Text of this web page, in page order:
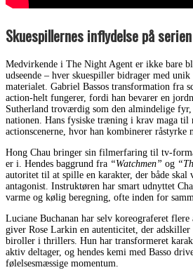
Skuespillernes inflydelse på serien
Medvirkende i The Night Agent er ikke bare
udseende – hver skuespiller bidrager med
materialet. Gabriel Bassos transformation fra
action-helt fungerer, fordi han bevarer en
Sutherland troværdig som den almindelige
nationen. Hans fysiske træning i krav maga til
actionscenerne, hvor han kombinerer råstyrke
Hong Chau bringer sin filmerfaring til tv-
er i. Hendes baggrund fra “Watchmen” og
autoritet til at spille en karakter, der både skal
antagonist. Instruktøren har smart udnyttet
varme og kølig beregning, ofte inden for
Luciane Buchanan har selv koreograferet flere
giver Rose Larkin en autenticitet, der
biroller i thrillers. Hun har transformeret
aktiv deltager, og hendes kemi med Basso
følelsesmæssige momentum.